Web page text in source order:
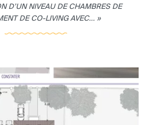
D’UN NIVEAU DE CHAMBRES DE
DE CO-LIVING AVEC... »